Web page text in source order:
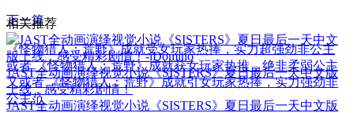
下一篇
《怪物猎人：荒野》成就受女玩家热捧，实力超强劲非公主
或者 《怪物猎人：荒野》成就获女玩家热推，绝非柔弱公主
又或者 《怪物猎人：荒野》成就引女玩家热捧，实力强劲非
公主范
相关推荐
JAST全动画演绎视觉小说《SISTERS》夏日最后一天中文版
上线，感受精彩剧情！
JAST全动画演绎视觉小说《SISTERS》夏日最后一天中文版